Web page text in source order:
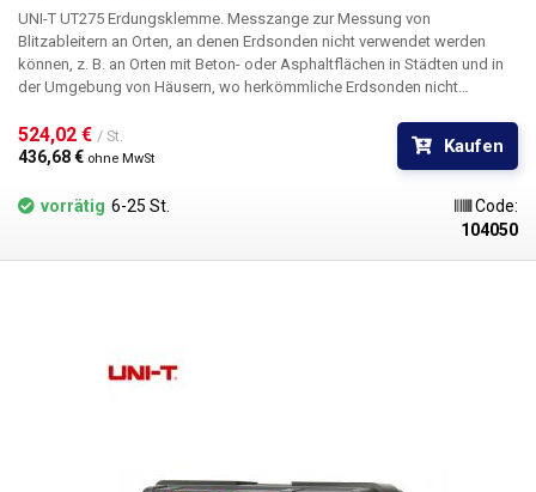
Gleichspannung, Wechselspannung, Gleichstrom, Wechselstrom,
Gleich- und Wechselstromleistung, Widerstand, Kapazität, Induktivität.
Geeignet für Inspektionstechniker Kalibrierungsprotokoll muss separat
bestellt werden
Verpackungsinhalt: UNIT-UT533, Messschnüre,
Stufenklemmen, Verpackung mit Schultergurt
UNI-T UT275 Erdungsklemme.
Blitzableitern an Orten, an denen Erdsonden nicht verwendet werden
können, z. B. an Orten mit Beton- oder Asphaltflächen in Städten und in
der Umgebung von Häusern, wo herkömmliche Erdsonden nicht
Messung von einadrigen Blitzableitern; im Gegenteil, je mehr Adern ein
Blitzableiter hat, desto genauer wird die Messung sein. Es handelt sich
Markenherstellers UNI-T mit einem ausgezeichneten
Preis-/Leistungsverhältnis. Das Gerät ist für Prüftechniker geeignet.
524,02 € / St.
436,68 € ohne MwSt
Kaufen
vorrätig 6-25 St.
Code:
104050